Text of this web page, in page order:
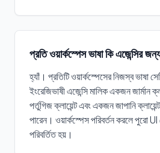
প্রতি ওয়ার্কস্পেস ভাষা কি এজেন্সির
হ্যাঁ। প্রতিটি ওয়ার্কস্পেসের নিজস্ব ভাষা
ইংরেজিভাষী এজেন্সি মালিক একজন জার্মান
পর্তুগিজ ক্লায়েন্ট এবং একজন জাপানি
পারেন। ওয়ার্কস্পেস পরিবর্তন করলে পুরো UI
পরিবর্তিত হয়।